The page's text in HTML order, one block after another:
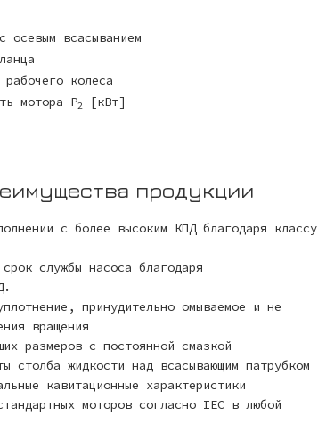
осевым всасыванием
колеса
мотора P2
[кВт]
продукции
с более высоким КПД благодаря классу
службы насоса благодаря
принудительно омываемое и не
вращения
размеров с постоянной смазкой
столба жидкости над всасывающим патрубком
кавитационные характеристики
моторов согласно IEC в любой